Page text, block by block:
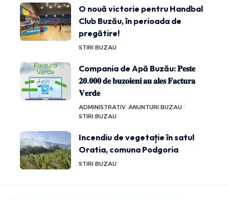
O nouă victorie pentru Handbal
Club Buzău, în perioada de
pregătire!
STIRI BUZAU
Compania de Apă Buzău: 𝐏𝐞𝐬𝐭𝐞
𝟐𝟎.𝟎𝟎𝟎 𝐝𝐞 𝐛𝐮𝐳𝐨𝐢𝐞𝐧𝐢 𝐚𝐮 𝐚𝐥𝐞𝐬 𝐅𝐚𝐜𝐭𝐮𝐫𝐚
𝐕𝐞𝐫𝐝𝐞
ADMINISTRATIV ANUNTURI BUZAU
STIRI BUZAU
Incendiu de vegetație în satul
Oratia, comuna Podgoria
STIRI BUZAU